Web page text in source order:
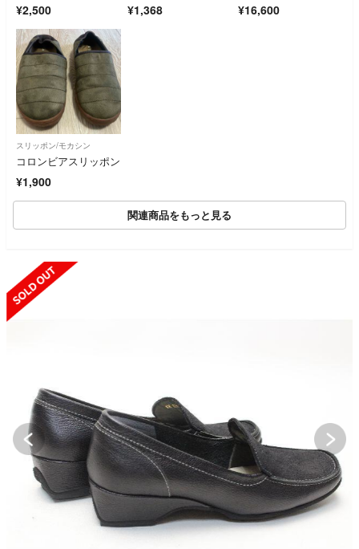
¥2,500 み シューズ
¥1,368 ¥16,600
スリッポン/モカシン
コロンビアスリッポン
¥1,900
関連商品をもっと見る